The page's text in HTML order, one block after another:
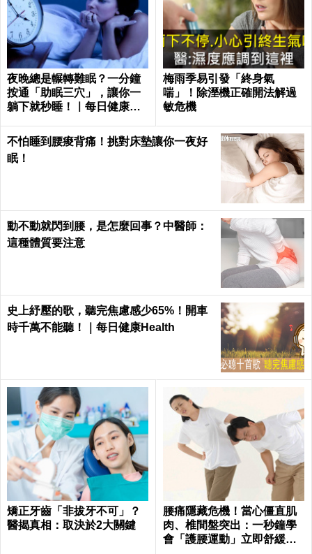
夜晚總是輾轉難眠？一分鐘
按通「助眠三穴」，讓你一
躺下就秒睡！｜每日健康He
梅雨季易引發「終身氣
喘」！除溼機正確開法解過
敏危機
不怕睡到腰痠背痛！挑對床墊讓你一夜好
眠！
動不動就閃到腰，是怎麼回事？中醫師：
這種體質要注意
史上紓壓的歌，聽完焦慮感少65%！開車
時千萬不能聽！｜每日健康Health
矯正牙齒「非拔牙不可」？
醫揭真相：取決於2大關鍵
腰痛隱藏危機！當心僵直肌
肉、椎間盤突出：一秒鐘學
會「護腰運動」立即舒緩腰